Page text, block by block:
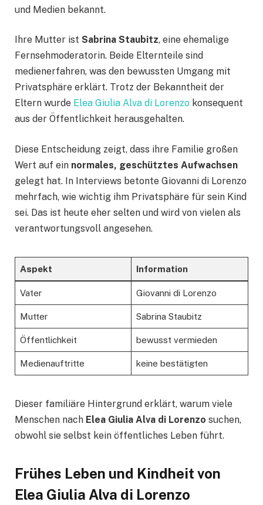
und Medien bekannt.
Ihre Mutter ist Sabrina Staubitz, eine ehemalige
Fernsehmoderatorin. Beide Elternteile sind
medienerfahren, was den bewussten Umgang mit
Privatsphäre erklärt. Trotz der Bekanntheit der
Eltern wurde Elea Giulia Alva di Lorenzo konsequent
aus der Öffentlichkeit herausgehalten.
Diese Entscheidung zeigt, dass ihre Familie großen
Wert auf ein normales, geschütztes Aufwachsen
gelegt hat. In Interviews betonte Giovanni di Lorenzo
mehrfach, wie wichtig ihm Privatsphäre für sein Kind
sei. Das ist heute eher selten und wird von vielen als
verantwortungsvoll angesehen.
Aspekt Information
Vater Giovanni di Lorenzo
Mutter Sabrina Staubitz
Öffentlichkeit bewusst vermieden
Medienauftritte keine bestätigten
Dieser familiäre Hintergrund erklärt, warum viele
Menschen nach Elea Giulia Alva di Lorenzo suchen,
obwohl sie selbst kein öffentliches Leben führt.
Frühes Leben und Kindheit von
Elea Giulia Alva di Lorenzo